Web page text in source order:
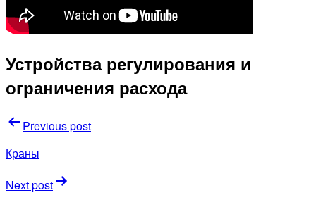
Устройства регулирования и
ограничения расхода
Навигация
по
записям
Previous post
Краны
Next post